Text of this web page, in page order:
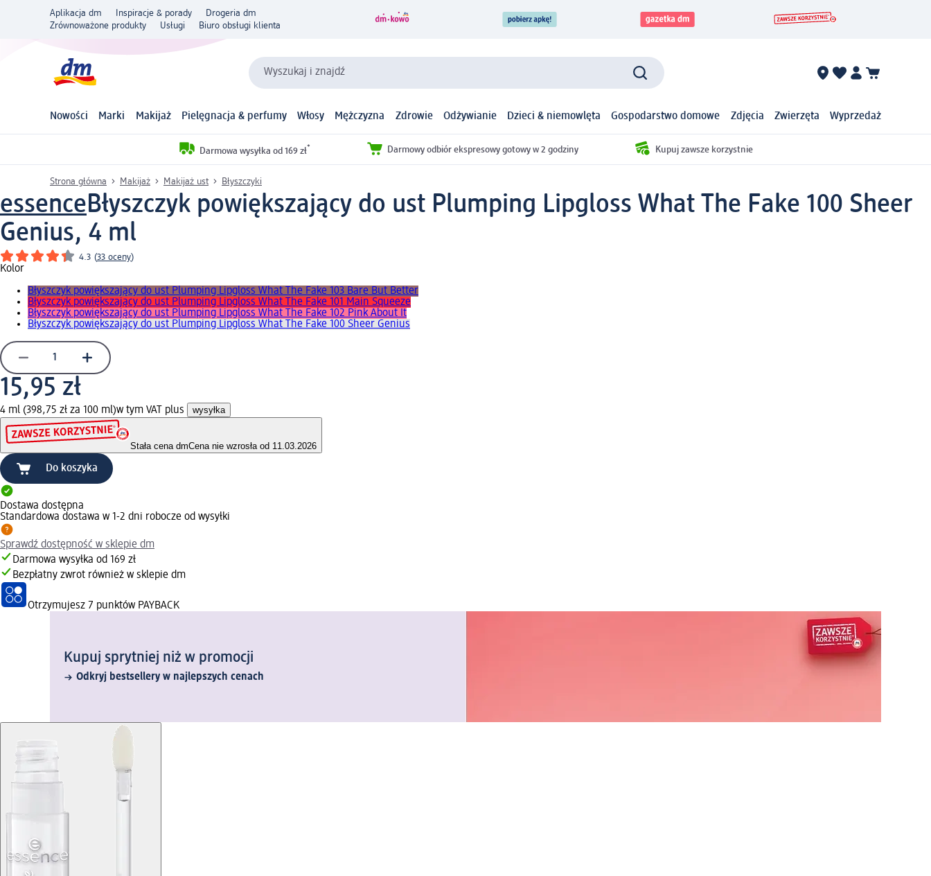
Aplikacja dm Inspiracje & porady
Drogeria dm
Zrównoważone produkty
Usługi Biuro obsługi klienta
Wyszukaj i znajdź
Nowości Marki Makijaż Pielęgnacja & perfumy Włosy Mężczyzna Zdrowie Odżywianie Dzieci & niemowlęta Gospodarstwo domowe Zdjęcia Zwierzęta Wyprzedaż
Darmowa wysyłka od 169 zł* Darmowy odbiór ekspresowy gotowy w 2 godziny Kupuj zawsze korzystnie
Strona główna Makijaż Makijaż ust Błyszczyki
essenceBłyszczyk powiększający do ust Plumping Lipgloss What The Fake 100 Sheer
Genius, 4 ml
4.3 (33 oceny)
Kolor
Błyszczyk powiększający do ust Plumping Lipgloss What The Fake 103 Bare But Better
Błyszczyk powiększający do ust Plumping Lipgloss What The Fake 101 Main Squeeze
Błyszczyk powiększający do ust Plumping Lipgloss What The Fake 102 Pink About It
Błyszczyk powiększający do ust Plumping Lipgloss What The Fake 100 Sheer Genius
15,95 zł
4 ml (398,75 zł za 100 ml)w tym VAT plus wysyłka
Stała cena dmCena nie wzrosła od 11.03.2026
Do koszyka
Dostawa dostępna
Standardowa dostawa w 1-2 dni robocze od wysyłki
Sprawdź dostępność w sklepie dm
Darmowa wysyłka od 169 zł
Bezpłatny zwrot również w sklepie dm
Otrzymujesz 7 punktów PAYBACK
Kupuj sprytniej niż w promocji
Odkryj bestsellery w najlepszych cenach